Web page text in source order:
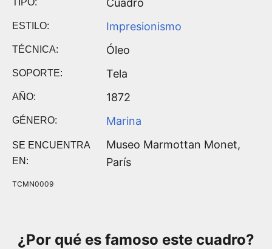
Cuadro
ESTILO: Impresionismo
TÉCNICA: Óleo
SOPORTE: Tela
AÑO: 1872
GÉNERO: Marina
SE ENCUENTRA
EN:
Museo Marmottan Monet,
París
TCMN0009
¿Por qué es famoso este cuadro?